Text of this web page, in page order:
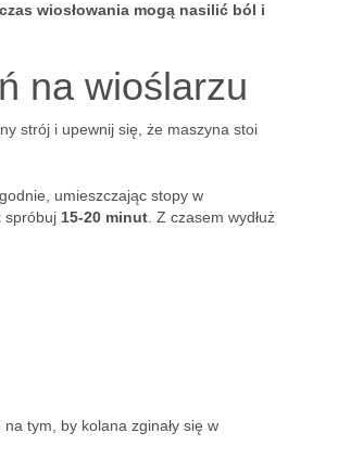
wiosłowania mogą nasilić ból i
na wioślarzu
strój i upewnij się, że maszyna stoi
umieszczając stopy w
spróbuj 15-20 minut . Z czasem wydłuż
tym, by kolana zginały się w